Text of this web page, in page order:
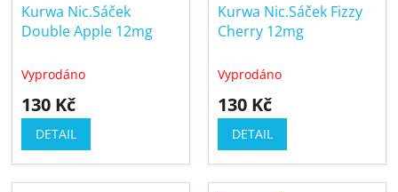
Kurwa Nic.Sáček
Double Apple 12mg
Vyprodáno
130 Kč
DETAIL
Kurwa Nic.Sáček Fizzy
Cherry 12mg
Vyprodáno
130 Kč
DETAIL